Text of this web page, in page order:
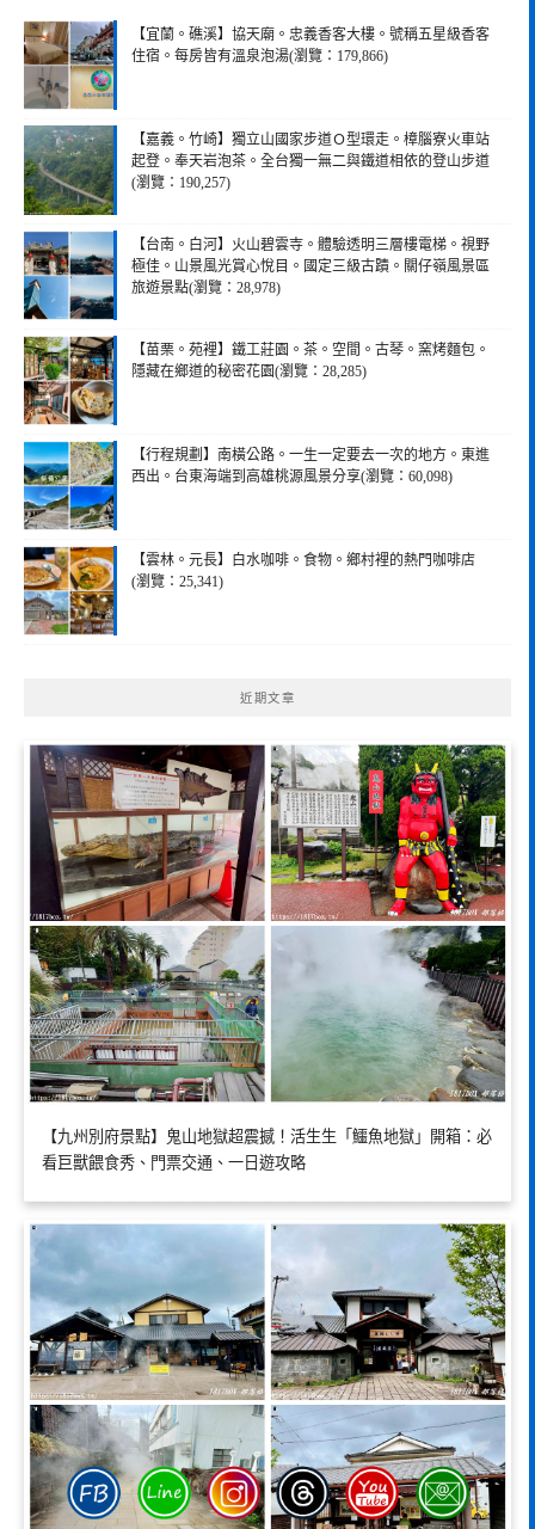
【宜蘭。礁溪】協天廟。忠義香客大樓。號稱五星級香客
住宿。每房皆有溫泉泡湯(瀏覽：179,866)
【嘉義。竹崎】獨立山國家步道Ｏ型環走。樟腦寮火車站
起登。奉天岩泡茶。全台獨一無二與鐵道相依的登山步道
(瀏覽：190,257)
【台南。白河】火山碧雲寺。體驗透明三層樓電梯。視野
極佳。山景風光賞心悅目。國定三級古蹟。關仔嶺風景區
旅遊景點(瀏覽：28,978)
【苗栗。苑裡】鐵工莊園。茶。空間。古琴。窯烤麵包。
隱藏在鄉道的秘密花園(瀏覽：28,285)
【行程規劃】南橫公路。一生一定要去一次的地方。東進
西出。台東海端到高雄桃源風景分享(瀏覽：60,098)
【雲林。元長】白水咖啡。食物。鄉村裡的熱門咖啡店
(瀏覽：25,341)
近期文章
【九州別府景點】鬼山地獄超震撼！活生生「鱷魚地獄」開箱：必
看巨獸餵食秀、門票交通、一日遊攻略